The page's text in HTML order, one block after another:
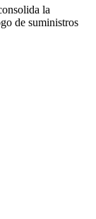
la
de suministros